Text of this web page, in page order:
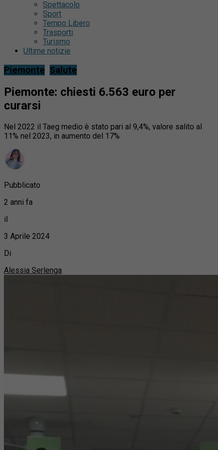
Spettacolo
Sport
Tempo Libero
Trasporti
Turismo
Ultime notizie
Piemonte Salute
Piemonte: chiesti 6.563 euro per
curarsi
Nel 2022 il Taeg medio è stato pari al 9,4%, valore salito al
11% nel 2023, in aumento del 17%
Pubblicato
2 anni fa
il
3 Aprile 2024
Di
Alessia Serlenga